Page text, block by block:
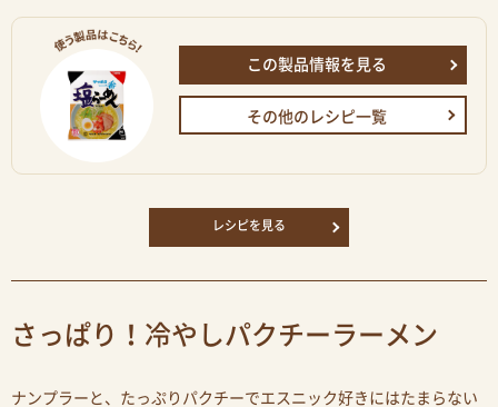
この製品情報を見る
その他のレシピ一覧
レシピを見る
さっぱり！冷やしパクチーラーメン
ナンプラーと、たっぷりパクチーでエスニック好きにはたまらない